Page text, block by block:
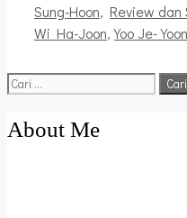
Sung-Hoon, Review dan
Wi Ha-Joon,Yoo Je-Yoon
Cari
About Me